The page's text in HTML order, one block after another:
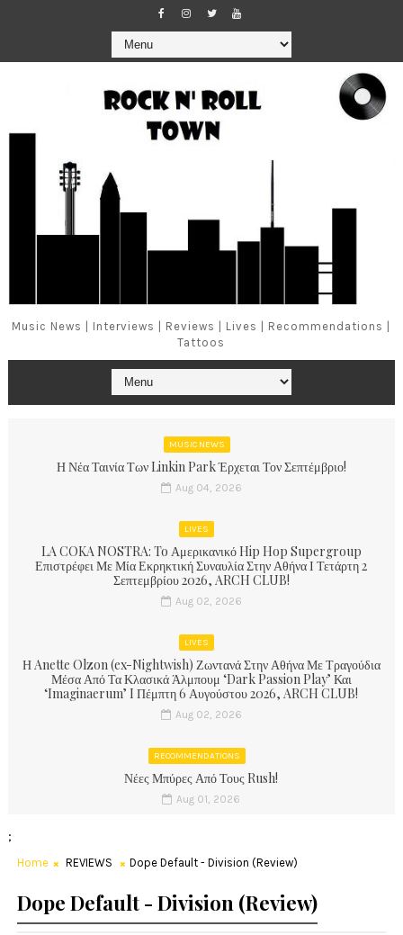
Music News | Interviews | Reviews | Lives | Recommendations |
Tattoos
MUSIC NEWS
Η Νέα Ταινία Των Linkin Park Έρχεται Τον Σεπτέμβριο!
Aug 04, 2026
LIVES
LA COKA NOSTRA: To Αμερικανικό Hip Hop Supergroup
Επιστρέφει Με Μία Εκρηκτική Συναυλία Στην Αθήνα Ι Τετάρτη 2
Σεπτεμβρίου 2026, ARCH CLUB!
Aug 02, 2026
LIVES
Η Anette Olzon (ex-Nightwish) Ζωντανά Στην Αθήνα Με Τραγούδια
Μέσα Από Τα Κλασικά Άλμπουμ ‘Dark Passion Play’ Και
‘Imaginaerum’ I Πέμπτη 6 Αυγούστου 2026, ARCH CLUB!
Aug 02, 2026
RECOMMENDATIONS
Νέες Μπύρες Από Τους Rush!
Aug 01, 2026
;
Home REVIEWS Dope Default - Division (Review)
Dope Default - Division (Review)